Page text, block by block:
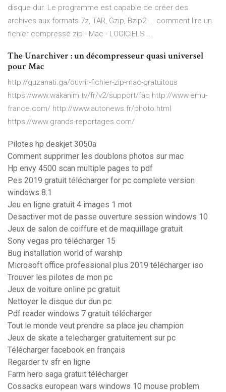
disque dur. Le programme est capable de créer des
archives aux formats 7z, TAR, Gzip, Bzip2 ... comment lire un
fichier compressé zip - Mac - LOGICIELS ...
The Unarchiver : un décompresseur quasi universel
pour Mac
http://guzanati.ga/ouvrir-fichier-zip-mac-gratuitous
https://www.wakanim.tv/fr/v2/support/faq http://www.emu-
france.com/ http://www.autonews.fr/photo.html
https://www.grands-reportages.com/
Pilotes hp deskjet 3050a
Comment supprimer les doublons photos sur mac
Hp envy 4500 scan multiple pages to pdf
Pes 2019 gratuit télécharger for pc complete version
windows 8.1
Jeu en ligne gratuit 4 images 1 mot
Desactiver mot de passe ouverture session windows 10
Jeux de salon de coiffure et de maquillage gratuit
Sony vegas pro télécharger 15
Bug installation world of warship
Microsoft office professional plus 2019 télécharger iso
Trouver les pilotes de mon pc
Jeux de voiture online pc gratuit
Nettoyer le disque dur dun pc
Pdf reader windows 7 gratuit télécharger
Tout le monde veut prendre sa place jeu champion
Jeux de skate a telecharger gratuitement sur pc
Télécharger facebook en français
Regarder tv sfr en ligne
Farm hero saga gratuit télécharger
Cossacks european wars windows 10 mouse problem